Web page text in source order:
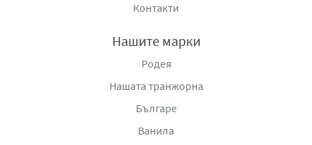
Контакти
Нашите марки
Родея
Нашата транжорна
Българе
Ванила